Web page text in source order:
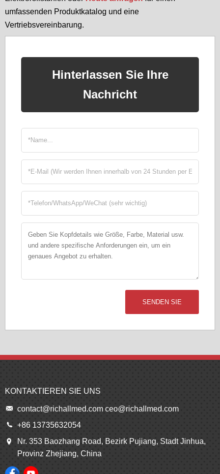
umfassenden Produktkatalog und eine
Vertriebsvereinbarung.
Hinterlassen Sie Ihre
Nachricht
SENDEN SIE
KONTAKTIEREN SIE UNS
contact@richallmed.com ceo@richallmed.com
+86 13735632054
Nr. 353 Baozhang Road, Bezirk Pujiang, Stadt Jinhua,
Provinz Zhejiang, China